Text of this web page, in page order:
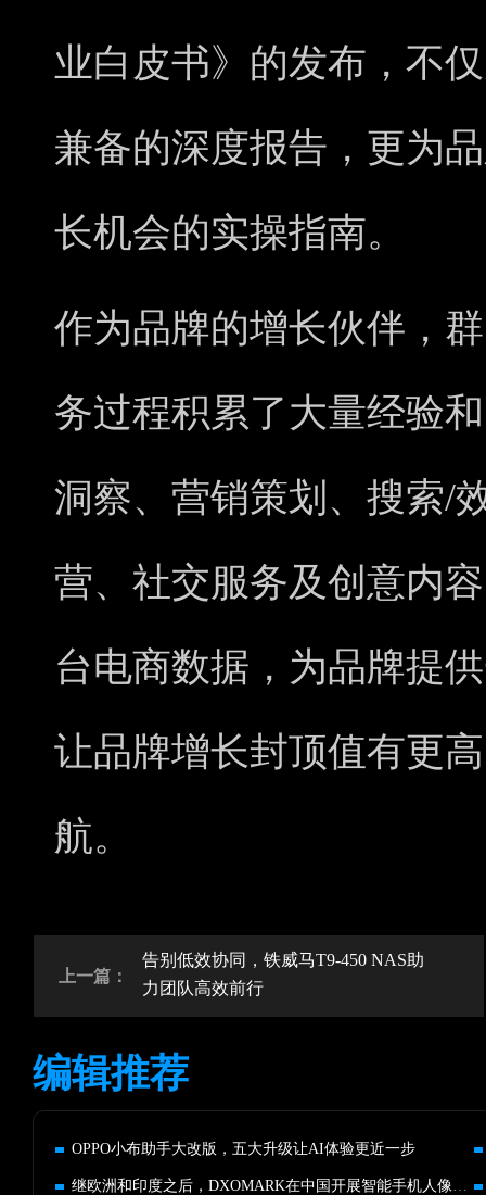
业白皮书》的发布，不
兼备的深度报告，更为
长机会的实操指南。
作为品牌的增长伙伴，
务过程积累了大量经验
洞察、营销策划、搜索/
营、社交服务及创意内
台电商数据，为品牌提
让品牌增长封顶值有更
航。
上一篇：
告别低效协同，铁威马T9-450 NAS助
力团队高效前行
编辑推荐
OPPO小布助手大改版，五大升级让AI体验更近一步
继欧洲和印度之后，DXOMARK在中国开展智能手机人像摄影研究